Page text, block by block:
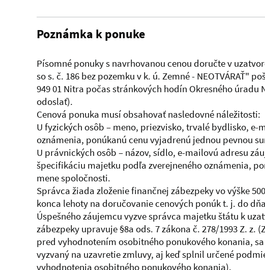
Poznámka k ponuke
Písomné ponuky s navrhovanou cenou doručte v
so s. č. 186 bez pozemku v k. ú. Zemné -
949 01 Nitra počas stránkových hodín Okresného
odoslať).
Cenová ponuka musí obsahovať nasledovné náležitosti:
U fyzických osôb – meno, priezvisko, trvalé bydlisko,
oznámenia, ponúkanú cenu vyjadrenú jednou pevnou
U právnických osôb – názov, sídlo, e-mailovú adresu
špecifikáciu majetku podľa zverejneného oznámenia,
mene spoločnosti.
Správca žiada zloženie finančnej zábezpeky vo výške
konca lehoty na doručovanie cenových ponúk t. j. do
Úspešného záujemcu vyzve správca majetku štátu k
zábezpeky upravuje §8a ods. 7 zákona č. 278/1993 Z.
pred vyhodnotením osobitného ponukového konania,
vyzvaný na uzavretie zmluvy, aj keď splnil určené
vyhodnotenia osobitného ponukového konania).